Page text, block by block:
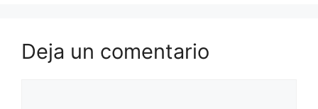
Deja un comentario